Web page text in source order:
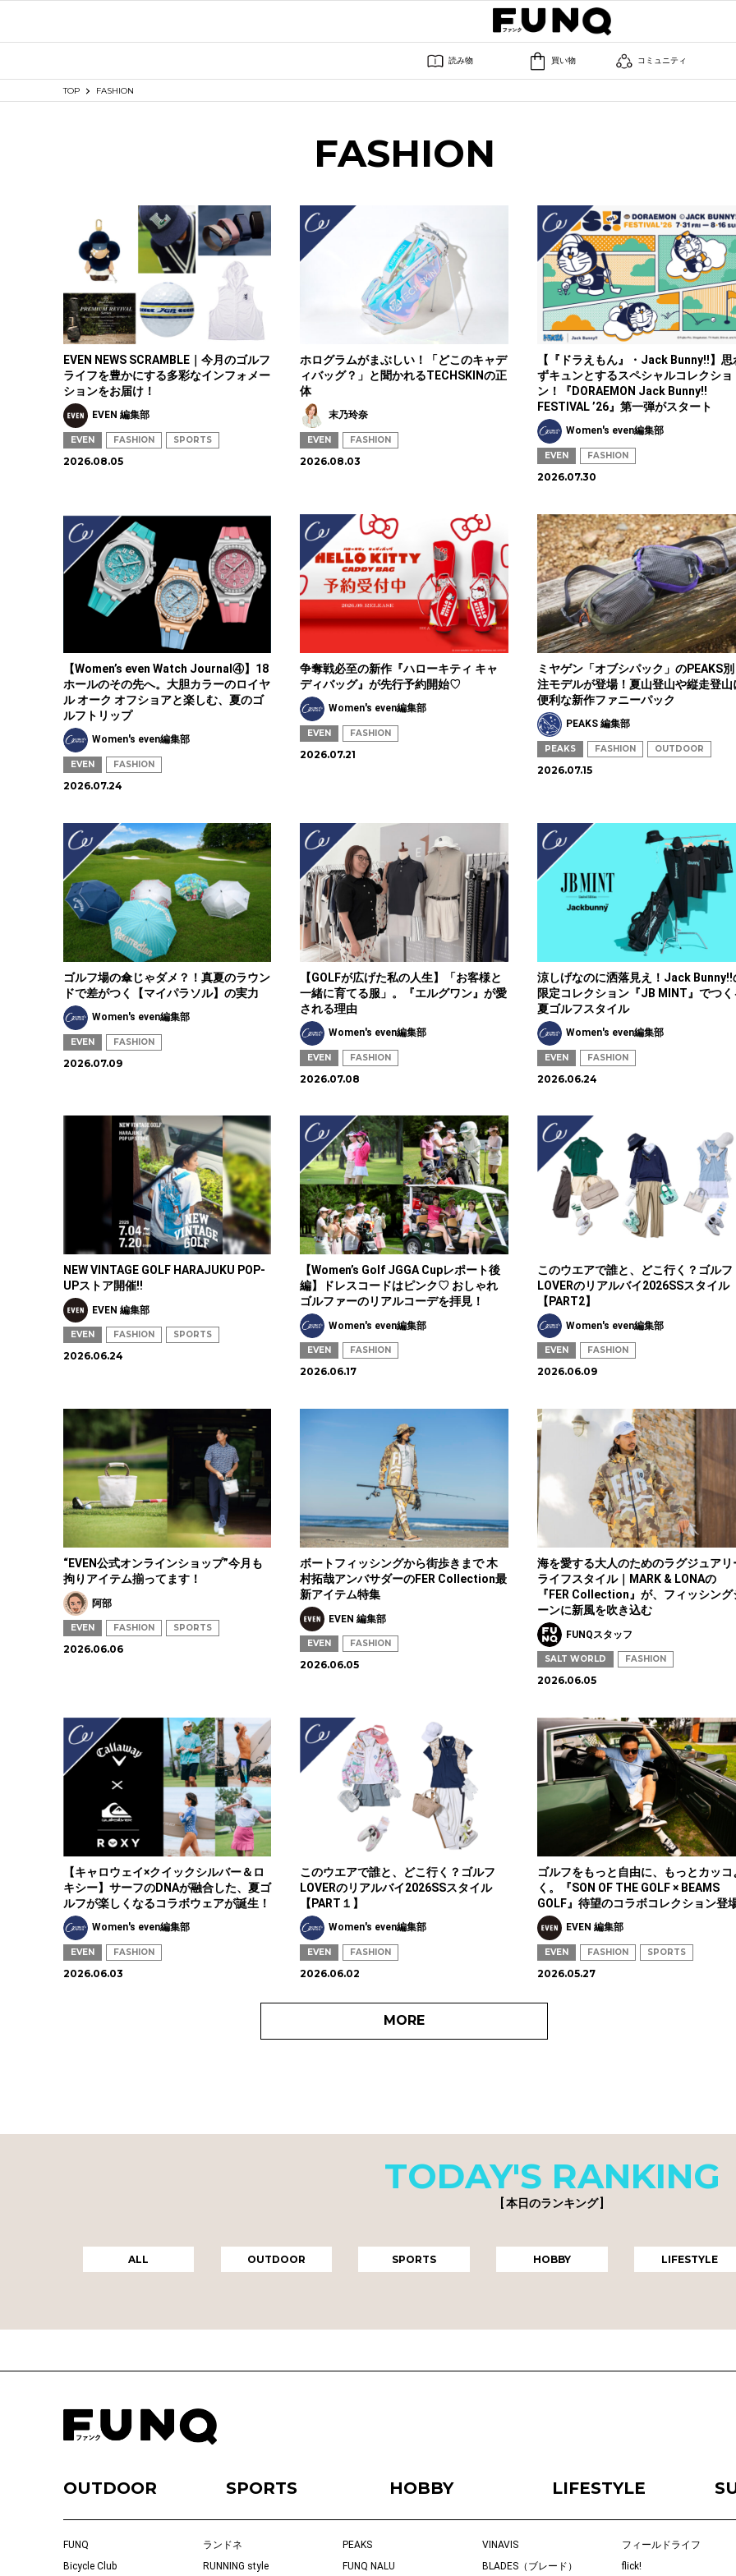
読み物 買い物 コミュニティ
TOP FASHION
FASHION
EVEN NEWS SCRAMBLE｜今月のゴルフ
ライフを豊かにする多彩なインフォメー
ションをお届け！
EVEN 編集部
EVEN FASHION SPORTS
2026.08.05
ホログラムがまぶしい！「どこのキャデ
ィバッグ？」と聞かれるTECHSKINの正
体
末乃玲奈
EVEN FASHION
2026.08.03
【『ドラえもん』・Jack Bunny‼】思
ずキュンとするスペシャルコレクショ
ン！『DORAEMON Jack Bunny‼
FESTIVAL ’26』第一弾がスタート
Women's even編集部
EVEN FASHION
2026.07.30
【Women’s even Watch Journal④】18
ホールのその先へ。大胆カラーのロイヤ
ル オーク オフショアと楽しむ、夏のゴ
ルフトリップ
Women's even編集部
EVEN FASHION
2026.07.24
争奪戦必至の新作『ハローキティ キャ
ディバッグ』が先行予約開始♡
Women's even編集部
EVEN FASHION
2026.07.21
ミヤゲン「オブシパック」のPEAKS別
注モデルが登場！夏山登山や縦走登山
便利な新作ファニーパック
PEAKS 編集部
PEAKS FASHION OUTDOOR
2026.07.15
ゴルフ場の傘じゃダメ？！真夏のラウン
ドで差がつく【マイパラソル】の実力
Women's even編集部
EVEN FASHION
2026.07.09
【GOLFが広げた私の人生】「お客様と
一緒に育てる服」。『エルグワン』が愛
される理由
Women's even編集部
EVEN FASHION
2026.07.08
涼しげなのに洒落見え！Jack Bunny!!
限定コレクション『JB MINT』でつく
夏ゴルフスタイル
Women's even編集部
EVEN FASHION
2026.06.24
NEW VINTAGE GOLF HARAJUKU POP-
UPストア開催!!
EVEN 編集部
EVEN FASHION SPORTS
2026.06.24
【Women’s Golf JGGA Cupレポート後
編】ドレスコードはピンク♡ おしゃれ
ゴルファーのリアルコーデを拝見！
Women's even編集部
EVEN FASHION
2026.06.17
このウエアで誰と、どこ行く？ゴルフ
LOVERのリアルバイ2026SSスタイル
【PART2】
Women's even編集部
EVEN FASHION
2026.06.09
“EVEN公式オンラインショップ”今月も
拘りアイテム揃ってます！
阿部
EVEN FASHION SPORTS
2026.06.06
ボートフィッシングから街歩きまで 木
村拓哉アンバサダーのFER Collection最
新アイテム特集
EVEN 編集部
EVEN FASHION
2026.06.05
海を愛する大人のためのラグジュアリ
ライフスタイル｜MARK & LONAの
『FER Collection』が、フィッシング
ーンに新風を吹き込む
FUNQスタッフ
SALT WORLD FASHION
2026.06.05
【キャロウェイ×クイックシルバー＆ロ
キシー】サーフのDNAが融合した、夏ゴ
ルフが楽しくなるコラボウェアが誕生！
Women's even編集部
EVEN FASHION
2026.06.03
このウエアで誰と、どこ行く？ゴルフ
LOVERのリアルバイ2026SSスタイル
【PART１】
Women's even編集部
EVEN FASHION
2026.06.02
ゴルフをもっと自由に、もっとカッコ
く。『SON OF THE GOLF × BEAMS
GOLF』待望のコラボコレクション登
EVEN 編集部
EVEN FASHION SPORTS
2026.05.27
MORE
TODAY'S RANKING
[ 本日のランキング ]
ALL OUTDOOR SPORTS HOBBY LIFESTYLE
OUTDOOR SPORTS HOBBY LIFESTYLE
FUNQ ランドネ PEAKS VINAVIS
フィールドライフ
Bicycle Club
RUNNING style FUNQ NALU BLADES（ブレード） flick!